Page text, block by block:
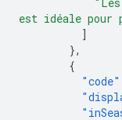
est idéale pour
]
},
{
"code"